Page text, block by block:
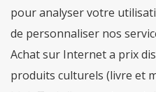
pour analyser votre
de personnaliser nos
Achat sur Internet a prix
produits culturels (livre et